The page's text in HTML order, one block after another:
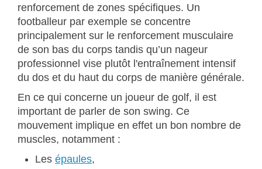
renforcement de zones spécifiques. Un
footballeur par exemple se concentre
principalement sur le renforcement musculaire
de son bas du corps tandis qu’un nageur
professionnel vise plutôt l'entraînement intensif
du dos et du haut du corps de manière générale.
En ce qui concerne un joueur de golf, il est
important de parler de son swing. Ce
mouvement implique en effet un bon nombre de
muscles, notamment :
Les épaules,